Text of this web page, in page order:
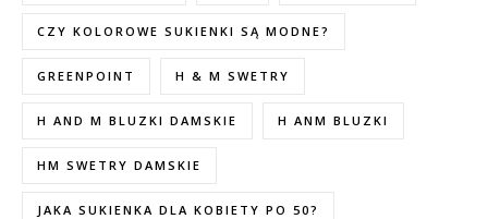
CZY KOLOROWE SUKIENKI SĄ MODNE?
GREENPOINT H & M SWETRY
H AND M BLUZKI DAMSKIE H ANM BLUZKI
HM SWETRY DAMSKIE
JAKA SUKIENKA DLA KOBIETY PO 50?